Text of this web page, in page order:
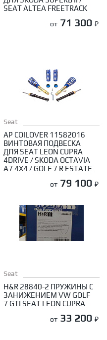
Авторизация
18Диаметр 17
14
Спойлеры
Амортизаторы
SuspensionsParagon
SEAT ALTEA FREETRACK
от 71 300 ₽
Seat
AP COILOVER 11582016
ВИНТОВАЯ ПОДВЕСКА
ДЛЯ SEAT LEON CUPRA
4DRIVE / SKODA OCTAVIA
A7 4X4 / GOLF 7 R ESTATE
от 79 100 ₽
Seat
H&R 28840-2 ПРУЖИНЫ С
ЗАНИЖЕНИЕМ VW GOLF
7 GTI SEAT LEON CUPRA
от 33 200 ₽